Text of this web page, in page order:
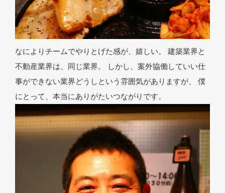
なによりチームでやりとげた感が、嬉しい。 建築業界と
不動産業界は、同じ業界。 しかし、案外協働していい仕
事ができない業界どうしという雰囲気がありますが、 僕
にとって、本当にありがたいつながりです。